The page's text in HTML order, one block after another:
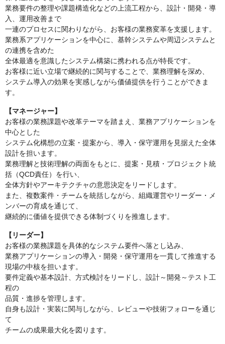
業務要件の整理や課題構造化などの上流工程から、設計・開発・導
入、運用改善まで
一連のプロセスに関わりながら、お客様の業務変革を支援します。
業務系アプリケーションを中心に、基幹システムや周辺システムと
の連携を含めた
全体最適を意識したシステム構築に携われる点が特長です。
お客様に近い立場で継続的に関与することで、業務理解を深め、
システム導入の効果を実感しながら価値提供を行うことができま
す。
【マネージャー】
お客様の業務課題や改革テーマを踏まえ、業務アプリケーションを
中心とした
システム化構想の立案・提案から、導入・保守運用を見据えた全体
設計を担います。
業務理解と技術理解の両面をもとに、提案・見積・プロジェクト統
括（QCD責任）を行い、
全体方針やアーキテクチャの意思決定をリードします。
また、複数案件・チームを統括しながら、組織運営やリーダー・メ
ンバーの育成を通じて、
継続的に価値を提供できる体制づくりを推進します。
【リーダー】
お客様の業務課題を具体的なシステム要件へ落とし込み、
業務アプリケーションの導入・開発・保守運用を一貫して推進する
現場の中核を担います。
要件定義や基本設計、方式検討をリードし、設計～開発～テスト工
程の
品質・進捗を管理します。
自身も設計・実装に関与しながら、レビューや技術フォローを通じ
て
チームの成果最大化を図ります。